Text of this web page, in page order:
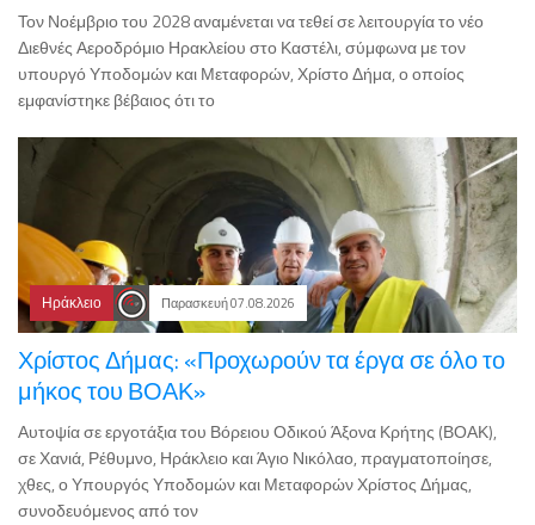
Τον Νοέμβριο του 2028 αναμένεται να τεθεί σε λειτουργία το νέο
Διεθνές Αεροδρόμιο Ηρακλείου στο Καστέλι, σύμφωνα με τον
υπουργό Υποδομών και Μεταφορών, Χρίστο Δήμα, ο οποίος
εμφανίστηκε βέβαιος ότι το
Ηράκλειο Παρασκευή 07.08.2026
Χρίστος Δήμας: «Προχωρούν τα έργα σε όλο το
μήκος του ΒΟΑΚ»
Αυτοψία σε εργοτάξια του Βόρειου Οδικού Άξονα Κρήτης (ΒΟΑΚ),
σε Χανιά, Ρέθυμνο, Ηράκλειο και Άγιο Νικόλαο, πραγματοποίησε,
χθες, ο Υπουργός Υποδομών και Μεταφορών Χρίστος Δήμας,
συνοδευόμενος από τον